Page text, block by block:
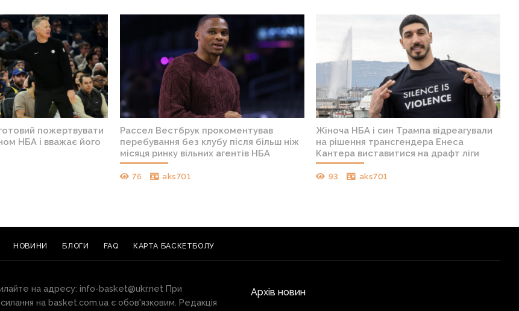
пожертвувати
НБА і вважає його
Рассел Вестбрук прокоментував
перебування без клубу після більш ніж
місяця ринку вільних агентів НБА
76 aks701
Жіноча НБА і син Трампа відреагували
на рішення трансгендера Енеса
Кантера виставитися на драфт ліги
93 aks701
НОВИНИ БЛОГИ FAQ КАРТА БАСКЕТБОЛУ
на адресу: info-basket@ukr.net При
на basket.com.ua є обов'язковим. Редакція
Архів новин